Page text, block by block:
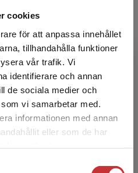
cookies
för att anpassa innehållet
tillhandahålla funktioner
vår trafik. Vi
identifierare och annan
de sociala medier och
vi samarbetar med.
informationen med annan
eller som de har
enhet utanför Sverige.
utanför Sverige. För
Höök
organisation och
Global Diversity
disputerade i